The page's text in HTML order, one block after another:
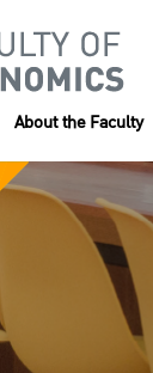
About the Faculty